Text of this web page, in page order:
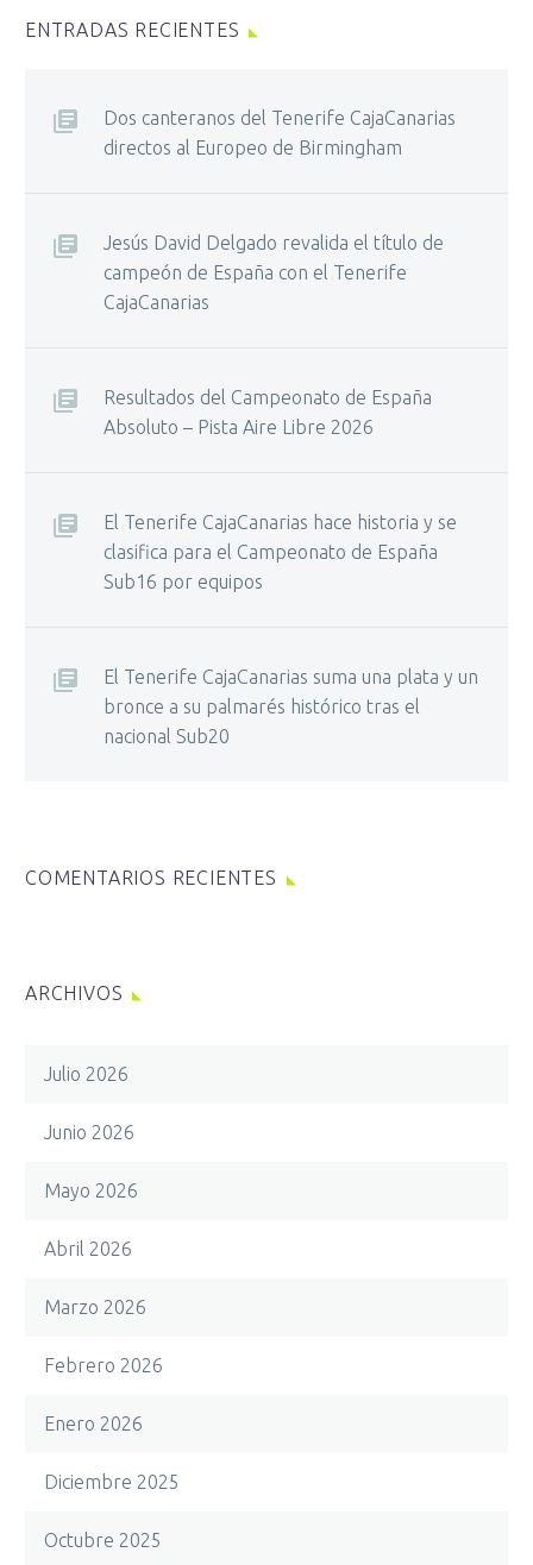
ENTRADAS RECIENTES
Dos canteranos del Tenerife CajaCanarias
directos al Europeo de Birmingham
Jesús David Delgado revalida el título de
campeón de España con el Tenerife
CajaCanarias
Resultados del Campeonato de España
Absoluto – Pista Aire Libre 2026
El Tenerife CajaCanarias hace historia y se
clasifica para el Campeonato de España
Sub16 por equipos
El Tenerife CajaCanarias suma una plata y un
bronce a su palmarés histórico tras el
nacional Sub20
COMENTARIOS RECIENTES
ARCHIVOS
Julio 2026
Junio 2026
Mayo 2026
Abril 2026
Marzo 2026
Febrero 2026
Enero 2026
Diciembre 2025
Octubre 2025